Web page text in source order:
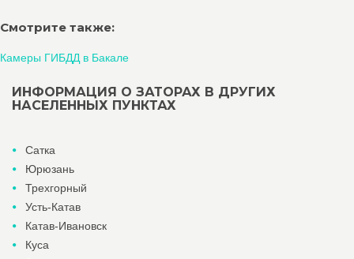
Смотрите также:
Камеры ГИБДД в Бакале
ИНФОРМАЦИЯ О ЗАТОРАХ В ДРУГИХ
НАСЕЛЕННЫХ ПУНКТАХ
Сатка
Юрюзань
Трехгорный
Усть-Катав
Катав-Ивановск
Куса